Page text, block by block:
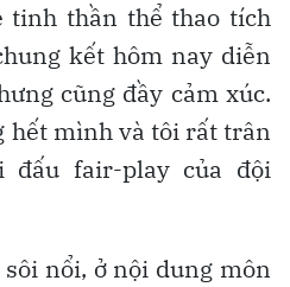
tinh thần thể thao tích
kết hôm nay diễn
cũng đầy cảm xúc.
hết mình và tôi rất trân
fair-play của đội
nổi, ở nội dung môn